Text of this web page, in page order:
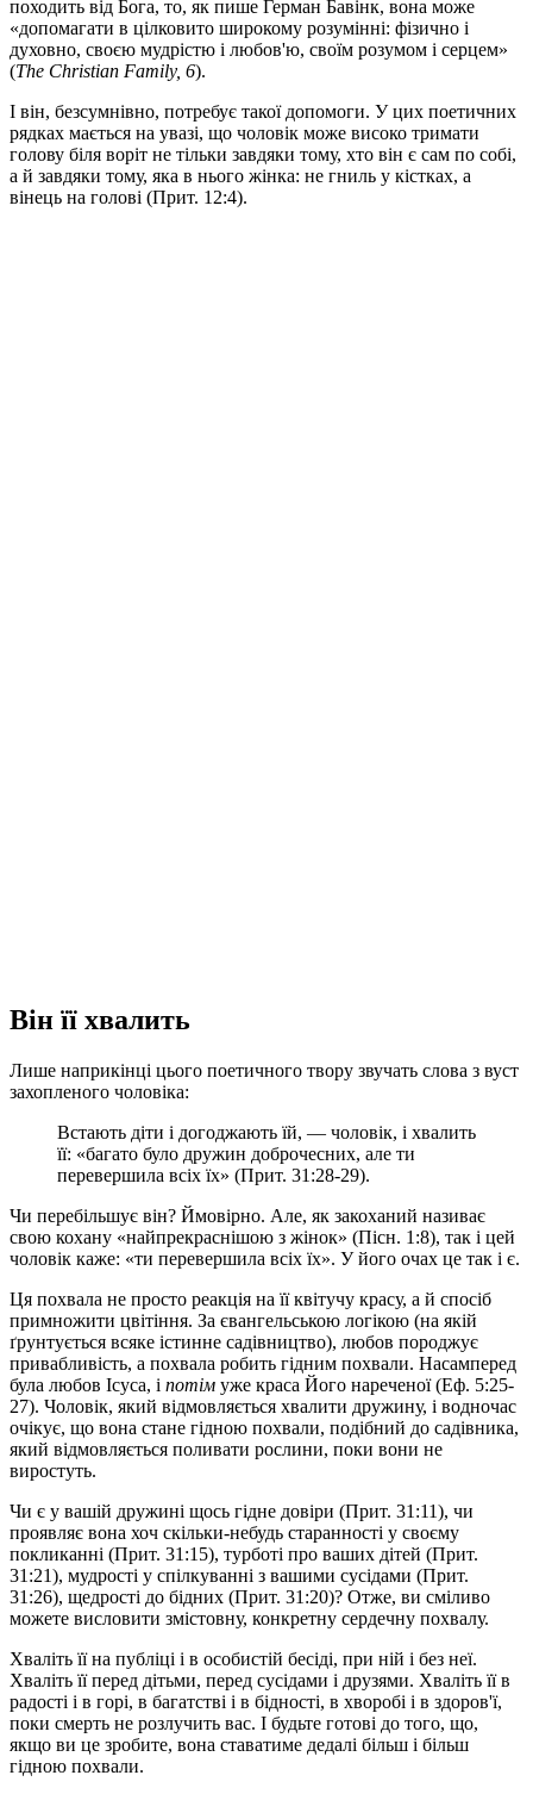
походить від Бога, то, як пише Герман Бавінк, вона може
«допомагати в цілковито широкому розумінні: фізично і
духовно, своєю мудрістю і любов'ю, своїм розумом і серцем»
(The Christian Family, 6).
І він, безсумнівно, потребує такої допомоги. У цих поетичних
рядках мається на увазі, що чоловік може високо тримати
голову біля воріт не тільки завдяки тому, хто він є сам по собі,
а й завдяки тому, яка в нього жінка: не гниль у кістках, а
вінець на голові (Прит. 12:4).
Він її хвалить
Лише наприкінці цього поетичного твору звучать слова з вуст
захопленого чоловіка:
Встають діти і догоджають їй, — чоловік, і хвалить
її: «багато було дружин доброчесних, але ти
перевершила всіх їх» (Прит. 31:28-29).
Чи перебільшує він? Ймовірно. Але, як закоханий називає
свою кохану «найпрекраснішою з жінок» (Пісн. 1:8), так і цей
чоловік каже: «ти перевершила всіх їх». У його очах це так і є.
Ця похвала не просто реакція на її квітучу красу, а й спосіб
примножити цвітіння. За євангельською логікою (на якій
ґрунтується всяке істинне садівництво), любов породжує
привабливість, а похвала робить гідним похвали. Насамперед
була любов Ісуса, і потім уже краса Його нареченої (Еф. 5:25-
27). Чоловік, який відмовляється хвалити дружину, і водночас
очікує, що вона стане гідною похвали, подібний до садівника,
який відмовляється поливати рослини, поки вони не
виростуть.
Чи є у вашій дружині щось гідне довіри (Прит. 31:11), чи
проявляє вона хоч скільки-небудь старанності у своєму
покликанні (Прит. 31:15), турботі про ваших дітей (Прит.
31:21), мудрості у спілкуванні з вашими сусідами (Прит.
31:26), щедрості до бідних (Прит. 31:20)? Отже, ви сміливо
можете висловити змістовну, конкретну сердечну похвалу.
Хваліть її на публіці і в особистій бесіді, при ній і без неї.
Хваліть її перед дітьми, перед сусідами і друзями. Хваліть її в
радості і в горі, в багатстві і в бідності, в хворобі і в здоров'ї,
поки смерть не розлучить вас. І будьте готові до того, що,
якщо ви це зробите, вона ставатиме дедалі більш і більш
гідною похвали.